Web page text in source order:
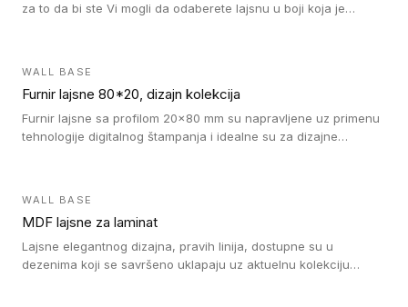
za to da bi ste Vi mogli da odaberete lajsnu u boji koja je
WALL BASE
Furnir lajsne 80*20, dizajn kolekcija
Furnir lajsne sa profilom 20x80 mm su napravljene uz primenu
tehnologije digitalnog štampanja i idealne su za dizajne
WALL BASE
MDF lajsne za laminat
Lajsne elegantnog dizajna, pravih linija, dostupne su u
dezenima koji se savršeno uklapaju uz aktuelnu kolekciju